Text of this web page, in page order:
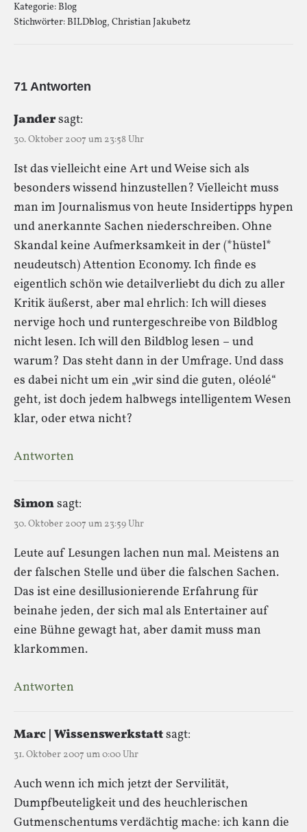
Kategorie:Blog
Stichwörter:BILDblog, Christian Jakubetz
71 Antworten
Jandersagt:
30. Oktober 2007 um 23:58 Uhr
Ist das vielleicht eine Art und Weise sich als
besonders wissend hinzustellen? Vielleicht muss
man im Journalismus von heute Insidertipps hypen
und anerkannte Sachen niederschreiben. Ohne
Skandal keine Aufmerksamkeit in der (*hüstel*
neudeutsch) Attention Economy. Ich finde es
eigentlich schön wie detailverliebt du dich zu aller
Kritik äußerst, aber mal ehrlich: Ich will dieses
nervige hoch und runtergeschreibe von Bildblog
nicht lesen. Ich will den Bildblog lesen – und
warum? Das steht dann in der Umfrage. Und dass
es dabei nicht um ein „wir sind die guten, oléolé“
geht, ist doch jedem halbwegs intelligentem Wesen
klar, oder etwa nicht?
Antworten
Simonsagt:
30. Oktober 2007 um 23:59 Uhr
Leute auf Lesungen lachen nun mal. Meistens an
der falschen Stelle und über die falschen Sachen.
Das ist eine desillusionierende Erfahrung für
beinahe jeden, der sich mal als Entertainer auf
eine Bühne gewagt hat, aber damit muss man
klarkommen.
Antworten
Marc | Wissenswerkstattsagt:
31. Oktober 2007 um 0:00 Uhr
Auch wenn ich mich jetzt der Servilität,
Dumpfbeuteligkeit und des heuchlerischen
Gutmenschentums verdächtig mache: ich kann die